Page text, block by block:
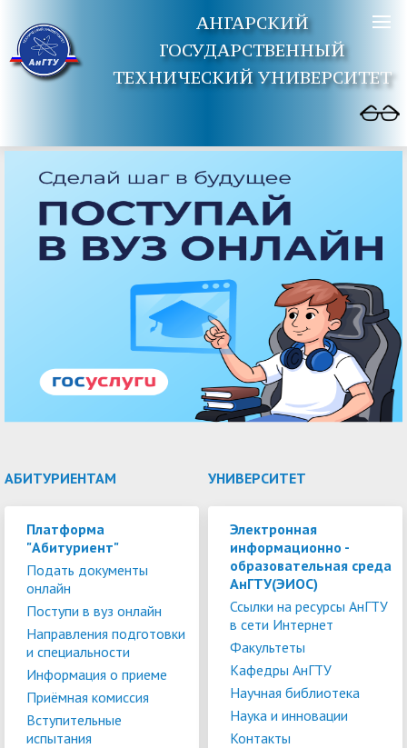
АНГАРСКИЙ
ГОСУДАРСТВЕННЫЙ
ТЕХНИЧЕСКИЙ УНИВЕРСИТЕТ
АБИТУРИЕНТАМ
Платформа
"Абитуриент"
Подать документы
онлайн
Поступи в вуз онлайн
Направления подготовки
и специальности
Информация о приеме
Приёмная комиссия
Вступительные
испытания
УНИВЕРСИТЕТ
Электронная
информационно -
образовательная среда
АнГТУ(ЭИОС)
Ссылки на ресурсы АнГТУ
в сети Интернет
Факультеты
Кафедры АнГТУ
Научная библиотека
Наука и инновации
Контакты